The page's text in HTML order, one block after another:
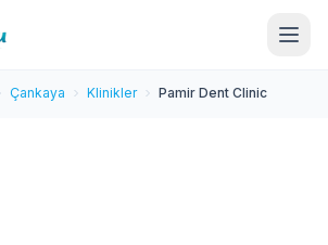
Çankaya Klinikler Pamir Dent Clinic